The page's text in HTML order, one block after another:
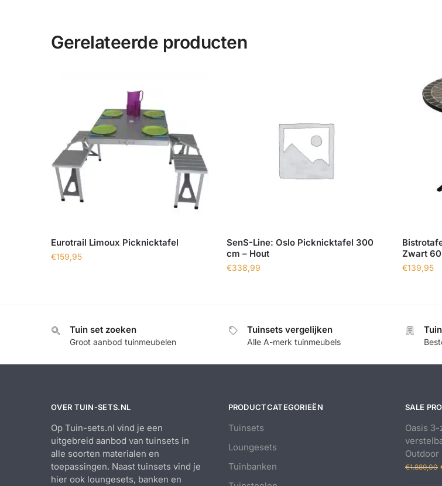
Gerelateerde producten
Eurotrail Limoux Picknicktafel
€159,95
SenS-Line: Oslo Picknicktafel 300
cm – Hout
€338,99
Zwart
€139,95
Tuin set zoeken
Groot aanbod tuinmeubelen
Tuinsets vergelijken
Alle A-merk tuinmeubels
OVER TUIN-SETS.NL
Op Tuin-sets.nl vind je een
uitgebreid aanbod van tuinsets in
alle soorten materialen en
toepassingen. Naast tuinsets vind je
hier ook loungesets, banken en
PRODUCTCATEGORIEËN
Tuinsets
Loungesets
Tuinbanken
SALE
Oasis
€1.889,00